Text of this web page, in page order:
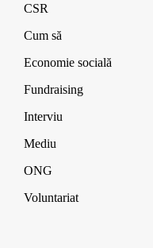
CSR
Cum să
Economie socială
Fundraising
Interviu
Mediu
ONG
Voluntariat